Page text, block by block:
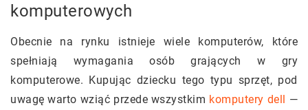
komputerowych
Obecnie na rynku istnieje wiele komputerów, które
spełniają wymagania osób grających w gry
komputerowe. Kupując dziecku tego typu sprzęt, pod
uwagę warto wziąć przede wszystkim komputery dell —